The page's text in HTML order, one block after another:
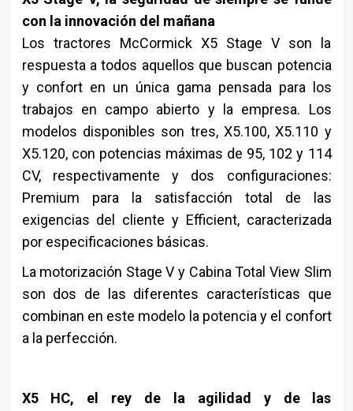
con la innovación del mañana
Los tractores McCormick X5 Stage V son la
respuesta a todos aquellos que buscan potencia
y confort en un única gama pensada para los
trabajos en campo abierto y la empresa. Los
modelos disponibles son tres, X5.100, X5.110 y
X5.120, con potencias máximas de 95, 102 y 114
CV, respectivamente y dos configuraciones:
Premium para la satisfacción total de las
exigencias del cliente y Efficient, caracterizada
por especificaciones básicas.
La motorización Stage V y Cabina Total View Slim
son dos de las diferentes características que
combinan en este modelo la potencia y el confort
a la perfección.
X5 HC, el rey de la agilidad y de las